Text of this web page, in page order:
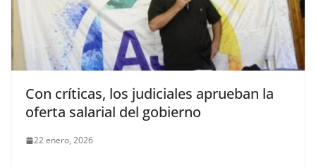
Con críticas, los judiciales aprueban la
oferta salarial del gobierno
22 enero, 2026